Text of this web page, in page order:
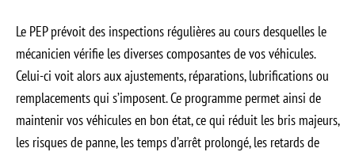
Le PEP prévoit des inspections régulières au cours desquelles le
mécanicien vérifie les diverses composantes de vos véhicules.
Celui-ci voit alors aux ajustements, réparations, lubrifications ou
remplacements qui s’imposent. Ce programme permet ainsi de
maintenir vos véhicules en bon état, ce qui réduit les bris majeurs,
les risques de panne, les temps d’arrêt prolongé, les retards de